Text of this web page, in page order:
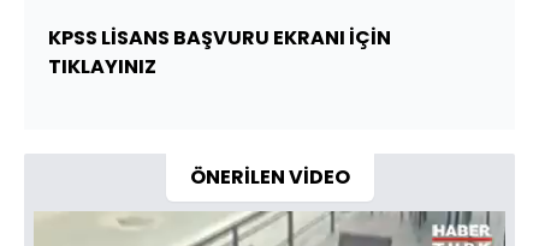
KPSS LİSANS BAŞVURU EKRANI İÇİN
TIKLAYINIZ
ÖNERİLEN VİDEO